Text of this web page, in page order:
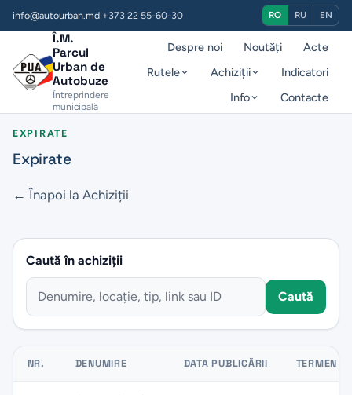
info@autourban.md +373 22 55-60-30 RO RU EN
Î.M.
Parcul
Urban de
Autobuze
Întreprindere
municipală
Despre noi Noutăți
Acte
Rutele
Achiziții
Indicatori
Info
Contacte
EXPIRATE
Expirate
← Înapoi la Achiziții
Caută în achiziții
Caută
NR. DENUMIRE DATA PUBLICĂRII TERMEN